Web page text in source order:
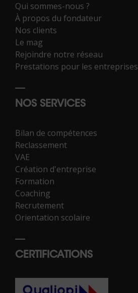
Qui sommes-nous ?
À propos du fondateur
Nos clients
Le mag
Rejoindre notre réseau
Prestations pour les entreprises
NOS SERVICES
Bilan de compétences
Reclassement
VAE
Création d'entreprise
Formation
Coaching
Recrutement
Orientation scolaire
CERTIFICATIONS